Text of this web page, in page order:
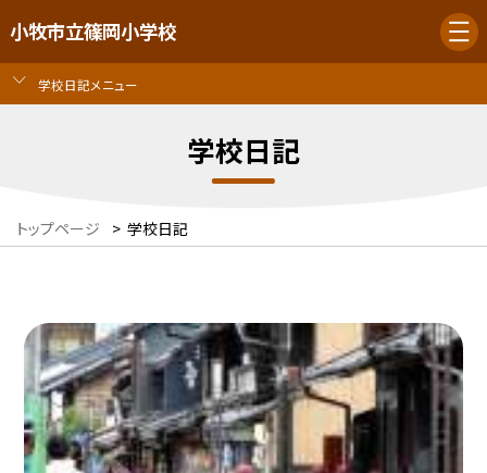
小牧市立篠岡小学校
学校日記メニュー
学校日記
トップページ > 学校日記